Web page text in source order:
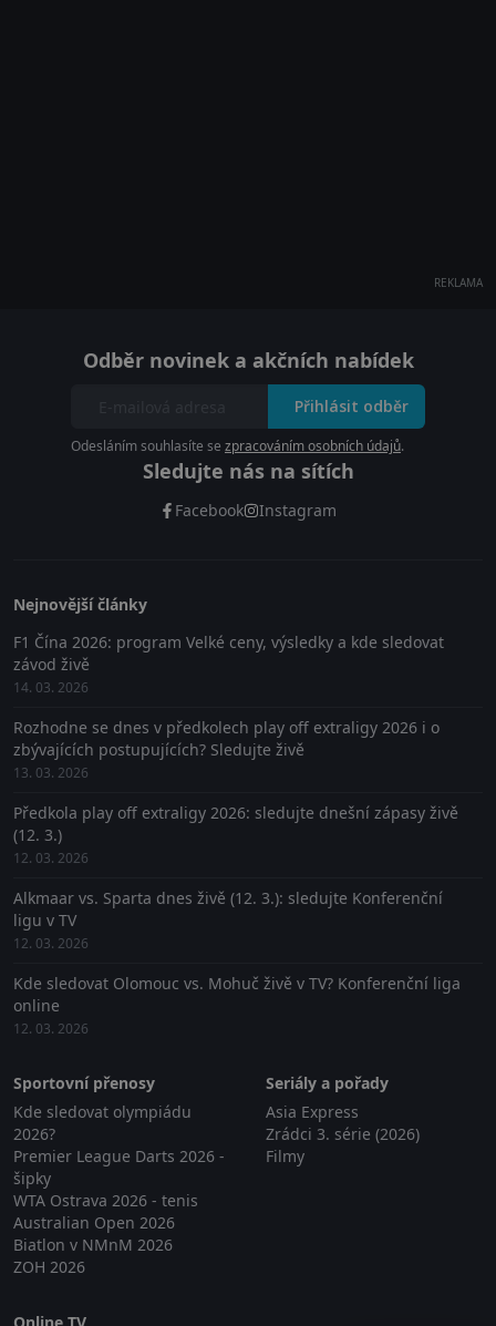
REKLAMA
Odběr novinek a akčních nabídek
Přihlásit odběr
Odesláním souhlasíte se zpracováním osobních údajů.
Sledujte nás na sítích
Facebook Instagram
Nejnovější články
F1 Čína 2026: program Velké ceny, výsledky a kde sledovat
závod živě
14. 03. 2026
Rozhodne se dnes v předkolech play off extraligy 2026 i o
zbývajících postupujících? Sledujte živě
13. 03. 2026
Předkola play off extraligy 2026: sledujte dnešní zápasy živě
(12. 3.)
12. 03. 2026
Alkmaar vs. Sparta dnes živě (12. 3.): sledujte Konferenční
ligu v TV
12. 03. 2026
Kde sledovat Olomouc vs. Mohuč živě v TV? Konferenční liga
online
12. 03. 2026
Sportovní přenosy
Kde sledovat olympiádu
2026?
Premier League Darts 2026 -
šipky
WTA Ostrava 2026 - tenis
Australian Open 2026
Biatlon v NMnM 2026
ZOH 2026
Seriály a pořady
Asia Express
Zrádci 3. série (2026)
Filmy